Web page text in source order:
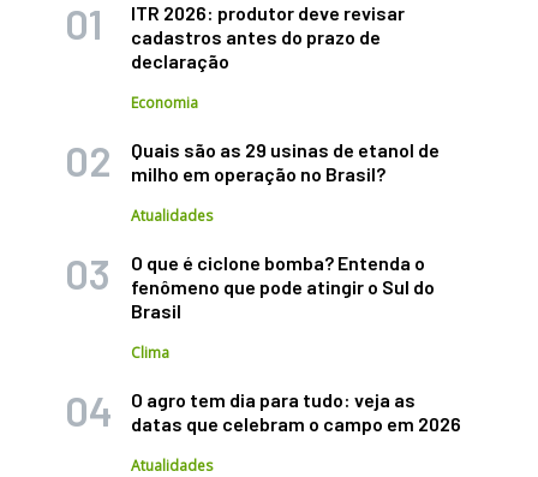
ITR 2026: produtor deve revisar
cadastros antes do prazo de
declaração
Economia
Quais são as 29 usinas de etanol de
milho em operação no Brasil?
Atualidades
O que é ciclone bomba? Entenda o
fenômeno que pode atingir o Sul do
Brasil
Clima
O agro tem dia para tudo: veja as
datas que celebram o campo em 2026
Atualidades